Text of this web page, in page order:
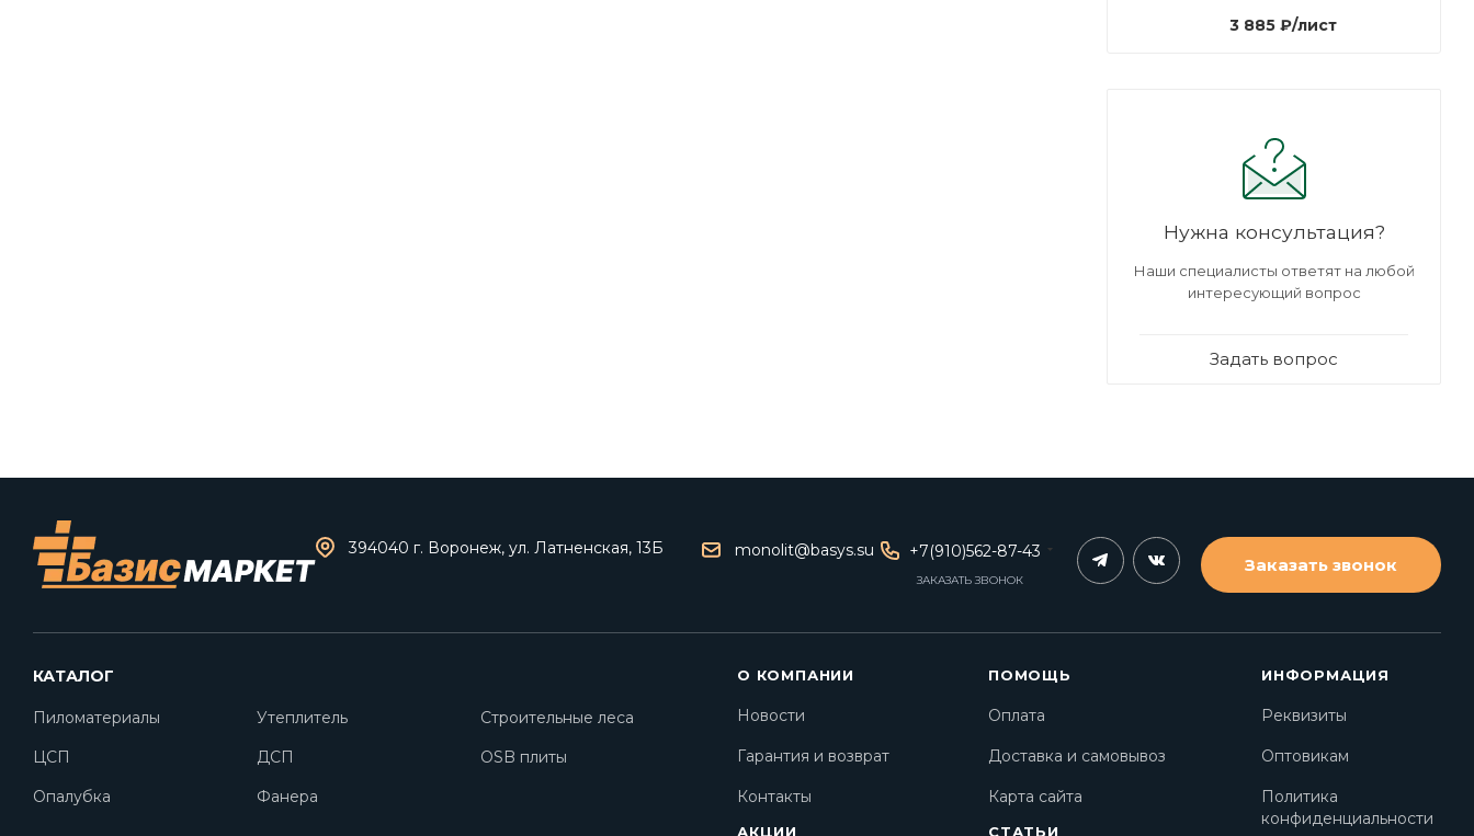
3 885 ₽/лист
Нужна консультация?
Наши специалисты ответят на любой
интересующий вопрос
Задать вопрос
394040 г. Воронеж, ул. Латненская, 13Б monolit@basys.su +7(910)562-87-43
ЗАКАЗАТЬ ЗВОНОК
Заказать звонок
КАТАЛОГ
Пиломатериалы Утеплитель
Строительные леса
ЦСП
ДСП
OSB плиты
Опалубка
Фанера
О КОМПАНИИ
Новости
Гарантия и возврат
Контакты
АКЦИИ
ПОМОЩЬ
Оплата
Доставка и самовывоз
Карта сайта
СТАТЬИ
ИНФОРМАЦИЯ
Реквизиты
Оптовикам
Политика
конфиденциальности